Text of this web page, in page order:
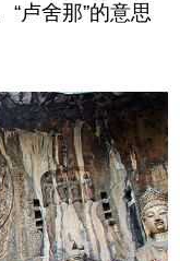
卢舍那”的意思